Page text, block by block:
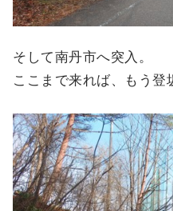
そして南丹市へ突入。
ここまで来れば、もう登